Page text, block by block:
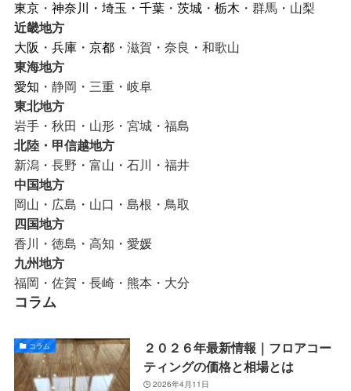
東京・ 神奈川 ・ 埼玉 ・ 千葉・ 茨城・ 栃木 ・群馬・山梨
近畿地方
大阪 ・ 兵庫・ 京都・滋賀・奈良・和歌山
東海地方
愛知 ・静岡・三重・岐阜
東北地方
岩手・秋田・山形・宮城・福島
北陸・甲信越地方
新潟・長野・富山・石川・福井
中国地方
岡山・広島・山口・島根・鳥取
四国地方
香川・徳島・高知・愛媛
九州地方
福岡・佐賀・長崎・熊本・大分
コラム
コラム
２０２６年最新情報｜フロアコー
ティングの価格と相場とは
2026年4月11日